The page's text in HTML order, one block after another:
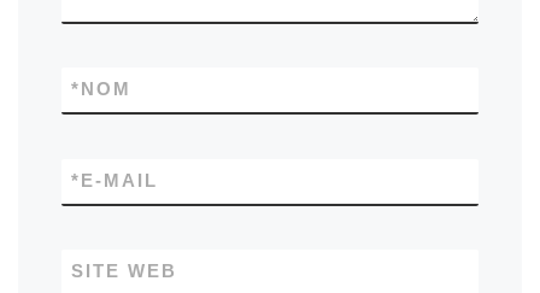
NOM
*
E-MAIL
*
SITE WEB